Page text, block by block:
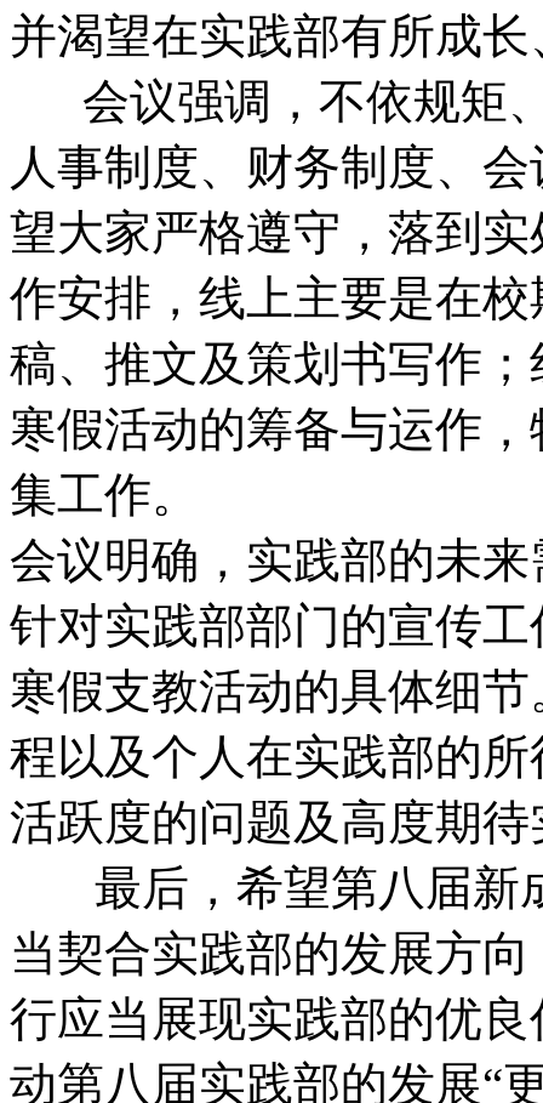
并渴望在实践部有所成
会议强调，不依规矩
人事制度、财务制度、
望大家严格遵守，落到
作安排，线上主要是在
稿、推文及策划书写作
寒假活动的筹备与运作
集工作。
会议明确，实践部的未
针对实践部部门的宣传
寒假支教活动的具体细
程以及个人在实践部的
活跃度的问题及高度期
最后，希望第八届新
当契合实践部的发展方
行应当展现实践部的优
动第八届实践部的发展“